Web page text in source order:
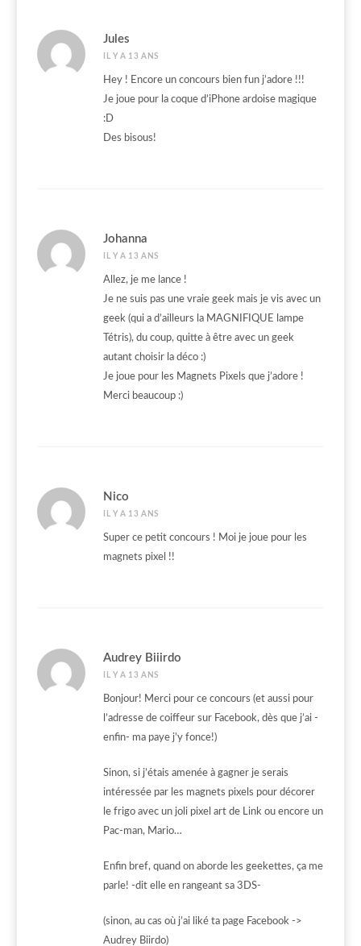
Jules
IL Y A 13 ANS
Hey ! Encore un concours bien fun j’adore !!!
Je joue pour la coque d’iPhone ardoise magique
:D
Des bisous!
Johanna
IL Y A 13 ANS
Allez, je me lance !
Je ne suis pas une vraie geek mais je vis avec un
geek (qui a d’ailleurs la MAGNIFIQUE lampe
Tétris), du coup, quitte à être avec un geek
autant choisir la déco :)
Je joue pour les Magnets Pixels que j’adore !
Merci beaucoup :)
Nico
IL Y A 13 ANS
Super ce petit concours ! Moi je joue pour les
magnets pixel !!
Audrey Biiirdo
IL Y A 13 ANS
Bonjour! Merci pour ce concours (et aussi pour
l’adresse de coiffeur sur Facebook, dès que j’ai -
enfin- ma paye j’y fonce!)
Sinon, si j’étais amenée à gagner je serais
intéressée par les magnets pixels pour décorer
le frigo avec un joli pixel art de Link ou encore un
Pac-man, Mario…
Enfin bref, quand on aborde les geekettes, ça me
parle! -dit elle en rangeant sa 3DS-
(sinon, au cas où j’ai liké ta page Facebook ->
Audrey Biirdo)